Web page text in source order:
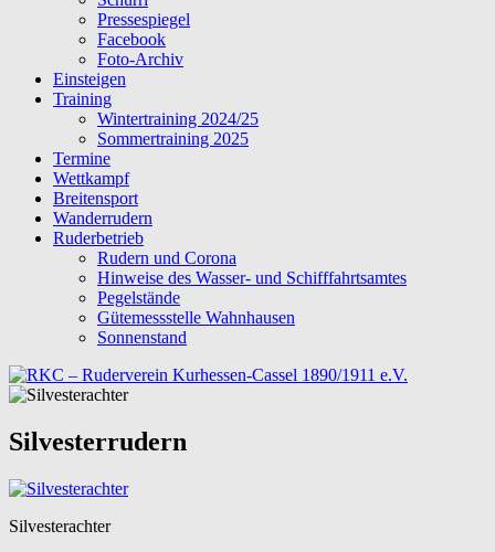
Pressespiegel
Facebook
Foto-Archiv
Einsteigen
Training
Wintertraining 2024/25
Sommertraining 2025
Termine
Wettkampf
Breitensport
Wanderrudern
Ruderbetrieb
Rudern und Corona
Hinweise des Wasser- und Schifffahrtsamtes
Pegelstände
Gütemessstelle Wahnhausen
Sonnenstand
Silvesterrudern
Silvesterachter